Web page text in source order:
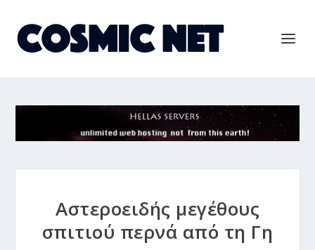
Αστεροειδής μεγέθους
σπιτιού περνά από τη Γη